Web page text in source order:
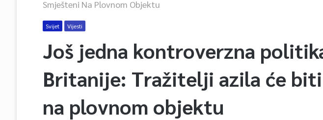
Smješteni Na Plovnom Objektu
Svijet Vijesti
Još jedna kontroverzna
Britanije: Tražitelji azila će
na plovnom objektu